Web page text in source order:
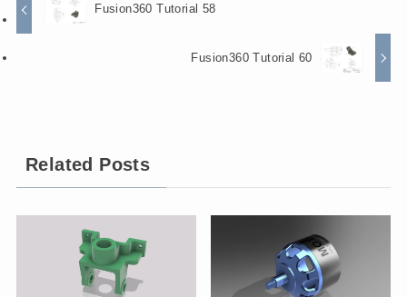
Fusion360 Tutorial 58
Fusion360 Tutorial 60
Related Posts